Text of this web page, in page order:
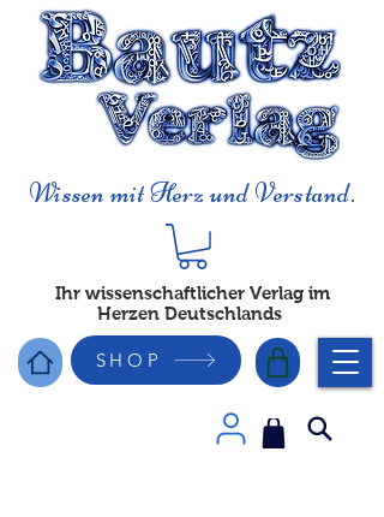
Wissen mit Herz und Verstand.
Ihr wissenschaftlicher Verlag im
Herzen Deutschlands
SHOP